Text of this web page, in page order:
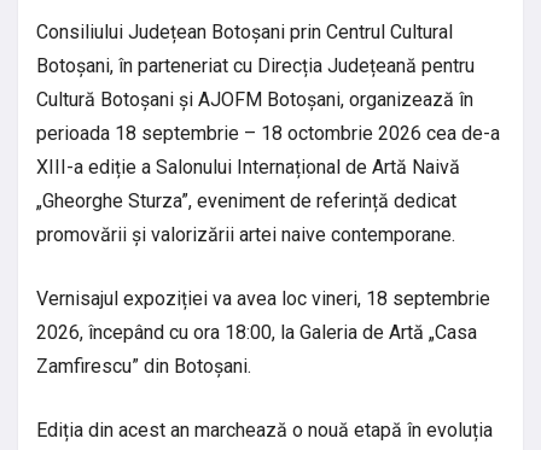
Consiliului Județean Botoșani prin Centrul Cultural
Botoșani, în parteneriat cu Direcția Județeană pentru
Cultură Botoșani și AJOFM Botoșani, organizează în
perioada 18 septembrie – 18 octombrie 2026 cea de-a
XIII-a ediție a Salonului Internațional de Artă Naivă
„Gheorghe Sturza”, eveniment de referință dedicat
promovării și valorizării artei naive contemporane.
Vernisajul expoziției va avea loc vineri, 18 septembrie
2026, începând cu ora 18:00, la Galeria de Artă „Casa
Zamfirescu” din Botoșani.
Ediția din acest an marchează o nouă etapă în evoluția